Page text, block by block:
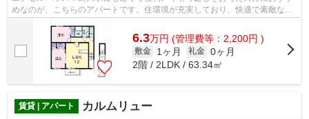
めなのが、こちらのアパートです。住環境が充実しており、快適で素敵な暮
6.3万円 (管理費等：2,200円 )
敷金 1ヶ月 礼金 0ヶ月
2階 / 2LDK / 63.34㎡
賃貸 | アパート カルムリュー